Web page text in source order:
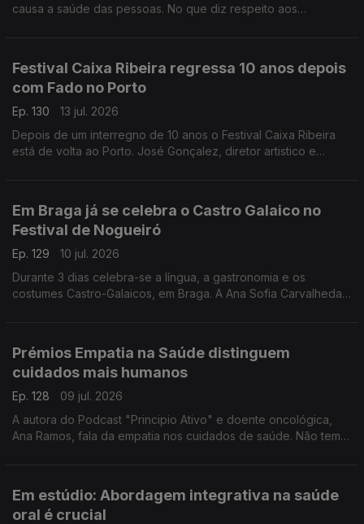
causa a saúde das pessoas. No que diz respeito aos
Festival Caixa Ribeira regressa 10 anos depois
com Fado no Porto
Ep. 130
13 jul. 2026
Depois de um interregno de 10 anos o Festival Caixa Ribeira
está de volta ao Porto. José Gonçalez, diretor artistico e
Em Braga já se celebra o Castro Galaico no
Festival de Nogueiró
Ep. 129
10 jul. 2026
Durante 3 dias celebra-se a língua, a gastronomia e os
costumes Castro-Galaicos, em Braga. A Ana Sofia Carvalheda
Prémios Empatia na Saúde distinguem
cuidados mais humanos
Ep. 128
09 jul. 2026
A autora do Podcast "Principio Ativo" e doente oncológica,
Ana Ramos, fala da empatia nos cuidados de saúde. Não tem
Em estúdio: Abordagem integrativa na saúde
oral é crucial